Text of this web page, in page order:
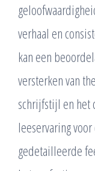
verhaal en
kan een
versterken van
schrijfstijl en het
leeservaring
gedetailleerde